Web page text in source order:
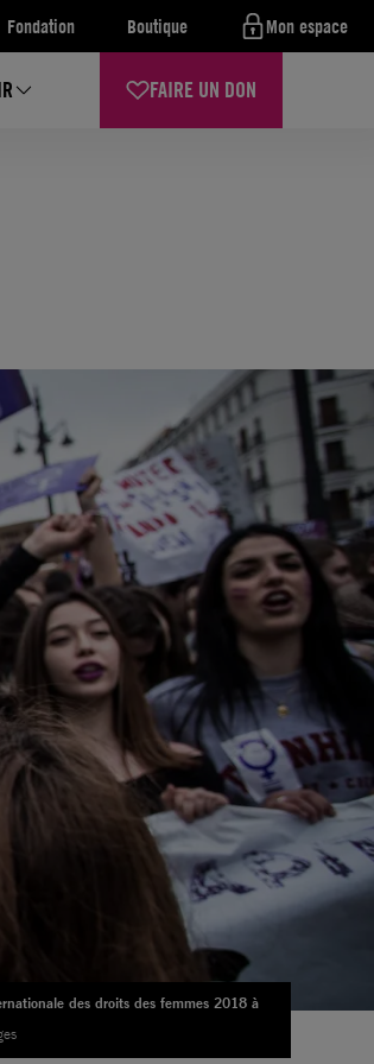
Fondation Boutique Mon espace
FAIRE UN DON
des droits des femmes 2018 à